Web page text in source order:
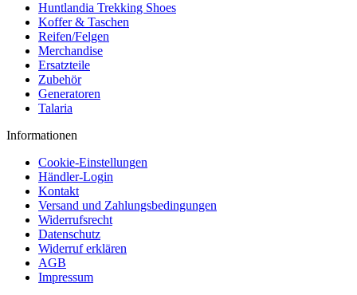
Huntlandia Trekking Shoes
Koffer & Taschen
Reifen/Felgen
Merchandise
Ersatzteile
Zubehör
Generatoren
Talaria
Informationen
Cookie-Einstellungen
Händler-Login
Kontakt
Versand und Zahlungsbedingungen
Widerrufsrecht
Datenschutz
Widerruf erklären
AGB
Impressum